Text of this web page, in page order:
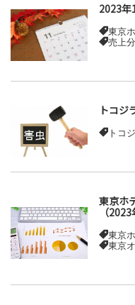
2023年
東京
売上
トコジ
トコ
東京ホ
（
東京
東京